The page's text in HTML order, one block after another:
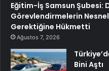
Eğitim-İş Samsun Şubesi:
Görevlendirmelerin
Gerektiğine Hükmetti
Ağustos 7, 2026
Bini Aştı